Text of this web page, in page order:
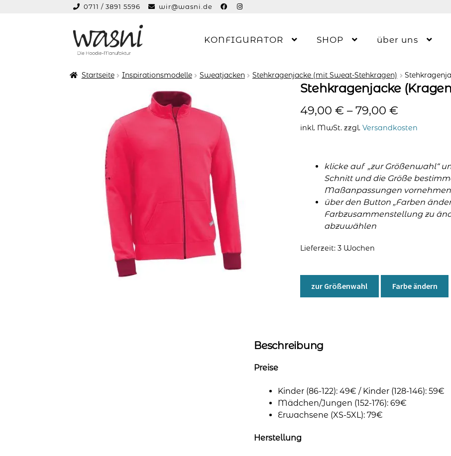
0711 / 3891 5596 wir@wasni.de
Zur
springen
Zum
springen
KONFIGURATOR SHOP über uns
Startseite Inspirationsmodelle Sweatjacken Stehkragenjacke (mit Sweat-Stehkragen)
Stehkragenjacke
49,00 € –79,00 €
inkl. MwSt. zzgl. Versandkosten
klicke auf „zur Größenwahl“
Schnitt und die Größe
Maßanpassungen vornehmen
über den Button „Farben
Farbzusammenstellung zu
abzuwählen
Lieferzeit: 3 Wochen
zur Größenwahl Farbe ändern
Beschreibung
Preise
Kinder (86-122): 49€ / Kinder (128-146): 59€
Mädchen/Jungen (152-176): 69€
Erwachsene (XS-5XL): 79€
Herstellung